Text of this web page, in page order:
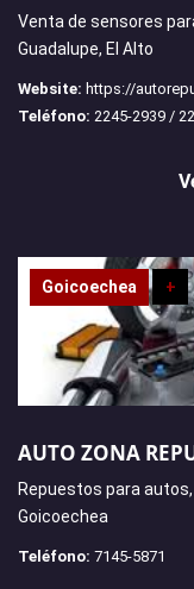
Venta de sensores
Guadalupe, El Alto
Website: https://
Teléfono: 2245-2939 /
Goicoechea +
AUTO ZONA
Repuestos para
Goicoechea
Teléfono: 7145-5871